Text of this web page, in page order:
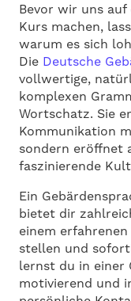
Bevor wir uns
Kurs machen,
warum es sich
Die Deutsche
vollwertige,
komplexen
Wortschatz. Sie
Kommunikation
sondern eröffnet
faszinierende
Ein
bietet dir
einem
stellen und
lernst du in einer
motivierend und